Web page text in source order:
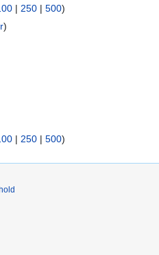
| 250 | 500)
)
| 250 | 500)